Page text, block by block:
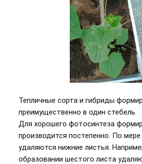
Тепличные сорта и гибриды
преимущественно в один стебель.
Для хорошего фотосинтеза
производится постепенно. По
удаляются нижние листья.
образовании шестого листа